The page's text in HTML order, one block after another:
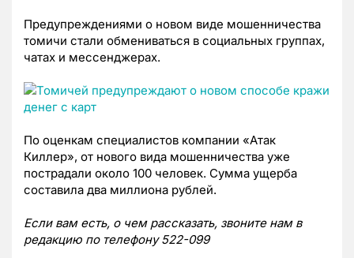
Предупреждениями о новом виде мошенничества
томичи стали обмениваться в социальных группах,
чатах и мессенджерах.
По оценкам специалистов компании «Атак
Киллер», от нового вида мошенничества уже
пострадали около 100 человек. Сумма ущерба
составила два миллиона рублей.
Если вам есть, о чем рассказать, звоните нам в
редакцию по телефону 522-099